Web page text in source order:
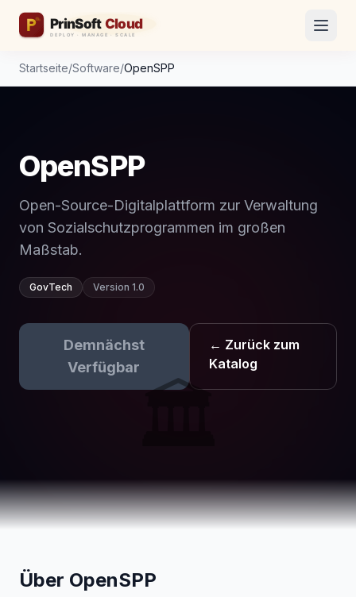
Startseite/Software/OpenSPP
OpenSPP
Open-Source-Digitalplattform zur Verwaltung
von Sozialschutzprogrammen im großen
Maßstab.
GovTech Version 1.0
Demnächst
Verfügbar
← Zurück zum
Katalog
🏛️
Über OpenSPP